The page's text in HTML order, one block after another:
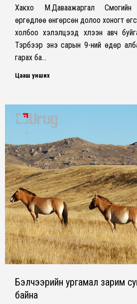
Хакүхо М.Даваажаргал
өргөдлөө өнгөрсөн долоо хоногт
холбоо хэлэлцээд хүлээн авч
Тэрбээр энэ сарын 9-ний өдөр
гарах ба…
Цааш унших
Бэлчээрийн ургамал зарим
байна